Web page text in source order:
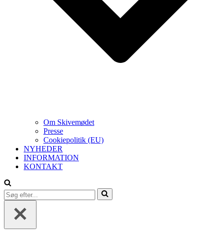
Om Skivemødet
Presse
Cookiepolitik (EU)
NYHEDER
INFORMATION
KONTAKT
Søg
efter...